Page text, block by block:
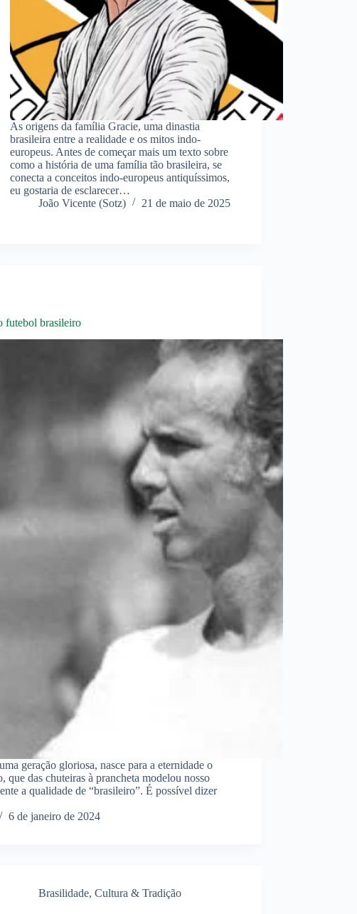
As origens da família Gracie, uma dinastia
brasileira entre a realidade e os mitos indo-
europeus. Antes de começar mais um texto sobre
como a história de uma família tão brasileira, se
conecta a conceitos indo-europeus antiquíssimos,
eu gostaria de esclarecer…
João Vicente (Sotz)
21 de maio de 2025
futebol brasileiro
geração gloriosa, nasce para a eternidade o
das chuteiras à prancheta modelou nosso
a qualidade de “brasileiro”. É possível dizer
6 de janeiro de 2024
Brasilidade,Cultura & Tradição